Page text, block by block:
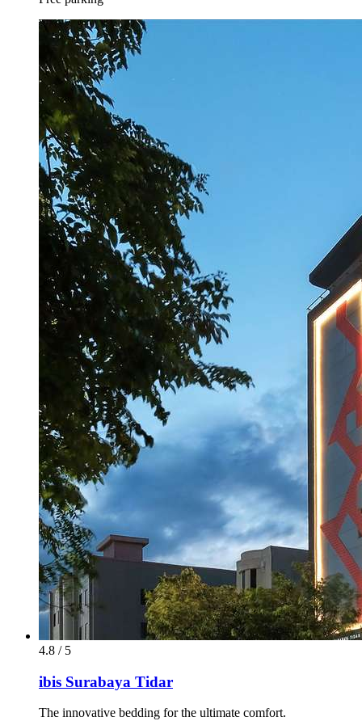
4.8 / 5
ibis Surabaya Tidar
The innovative bedding for the ultimate comfort.